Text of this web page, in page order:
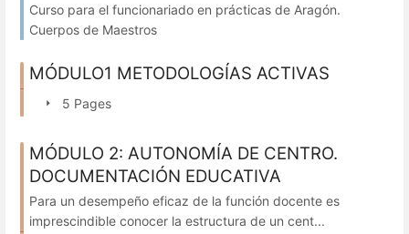
Curso para el funcionariado en prácticas de Aragón.
Cuerpos de Maestros
MÓDULO1 METODOLOGÍAS ACTIVAS
5 Pages
MÓDULO 2: AUTONOMÍA DE CENTRO.
DOCUMENTACIÓN EDUCATIVA
Para un desempeño eficaz de la función docente es
imprescindible conocer la estructura de un cent...